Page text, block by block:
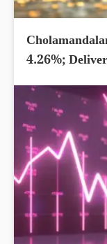
4.26%;